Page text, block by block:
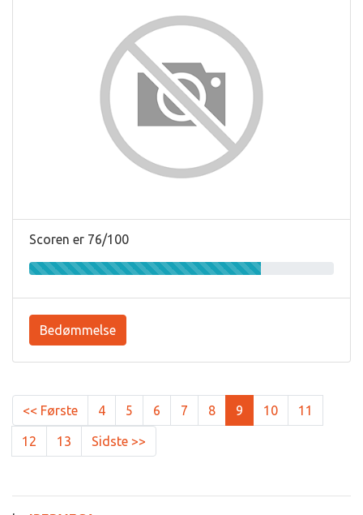
Scoren er 76/100
Bedømmelse
<< Første 4 5 6 7 8 9 10 11
12 13 Sidste >>